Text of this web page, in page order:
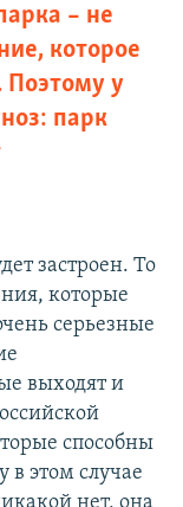
– не
которое
Поэтому у
парк
застроен. То
которые
серьезные
выходят и
способны
в этом случае